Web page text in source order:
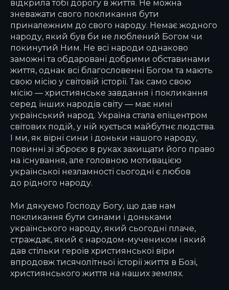
відкрила тобі дорогу в життя. Не можна
зневажати свого покликання бути
приналежним до свого народу. Немає жодного
народу, який був би не люблений Богом чи
покинутий Ним. Не всі народи однаково
заможні та обдаровані добрими обставинами
життя, однак всі благословенні Богом та мають
свою місію у світовій історії. Так само свою
місію — християнське завдання і покликання
серед інших народів світу — має нині
український народ. Україна стала епіцентром
світових подій, у ній кується майбутнє людства.
І ми, як вірні сини і доньки нашого народу,
повинні зі зброєю в руках захищати його право
на існування, але головною мотивацією
української незламності сьогодні є любов
до рідного народу.
Ми дякуємо Господу Богу, що дав нам
покликання бути синами і доньками
українського народу, який сьогодні плаче,
страждає, який є народом-мучеником і який
дав стільки героїв християнської віри
впродовж тисячолітньої історії життя в Бозі,
християнського життя на наших землях.